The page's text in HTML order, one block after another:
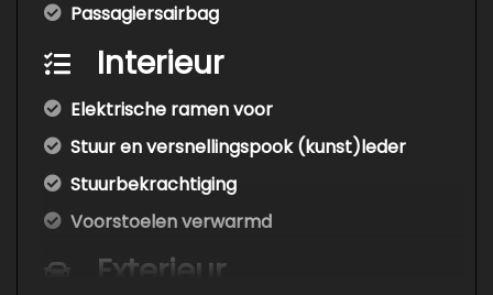
Passagiersairbag
Interieur
Elektrische ramen voor
Stuur en versnellingspook (kunst)leder
Stuurbekrachtiging
Voorstoelen verwarmd
Exterieur